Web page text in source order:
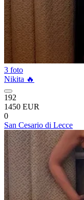
3 foto
Nikita 🔥
192
1450 EUR
0
San Cesario di Lecce